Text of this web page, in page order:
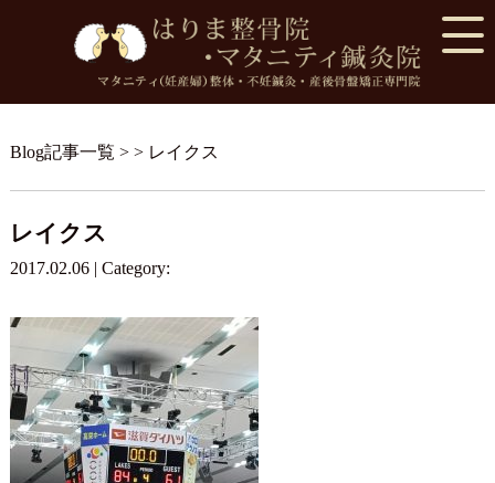
Blog記事一覧 > > レイクス
レイクス
2017.02.06 | Category: